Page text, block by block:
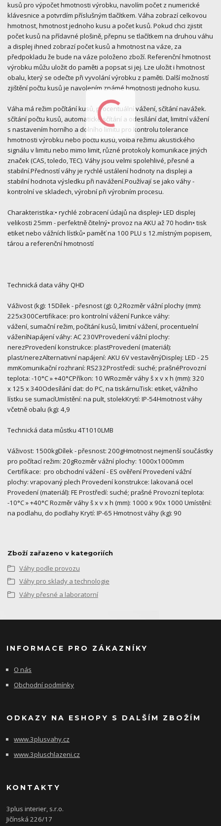
kusů pro výpočet hmotnosti výrobku, navolím počet z numerické
klávesnice a potvrdím příslušným tlačítkem. Váha zobrazí celkovou
hmotnost, hmotnost jednoho kusu a počet kusů. Pokud chci zjistit
počet kusů na přídavné plošině, přepnu se tlačítkem na druhou váhu
a displej ihned zobrazí počet kusů a hmotnost na váze, za
předpokladu že bude na váze položeno zboží. Referenční hmotnost
výrobku můžu uložit do paměti a popsat si jej. Lze uložit i hmotnost
obalu, který se odečte při vyvolání výrobku z paměti. Další možností
zjištění počtu kusů je navolením známé hmotnosti jednoho kusu.
Váha má režim počítání kusů, procentuální vážení, sčítání navážek.
sčítání počtu kusů, automatické sčítání a odesílání dat, limitní vážení
s nastavením horního a dolního limitu pro kontrolu tolerance
hmotnosti výrobku nebo počtu kusů, volba režimu akustického
signálu v limitu nebo mimo limit, různé protokoly komunikace jiných
značek (CAS, toledo, TEC). Váhy jsou velmi spolehlivé, přesné a
stabilní.Předností váhy je rychlé ustálení hodnoty na displeji a
stabilní hodnota výsledku při navážení.Používají se jako váhy -
kontrolní ve skladech, výrobní při výrobním procesu.
Charakteristika:• rychlé zobracení údajů na displeji• LED displej
velikosti 25mm - perfektně čitelný• provoz na AKU až 70 hodin• tisk
etiket nebo vážních lístků• paměť na 100 PLU s 12.místným popisem,
tárou a referenční hmotností
Technická data váhy QHD
Váživost (kg): 15Dílek - přesnost (g): 0,2Rozměr vážní plochy (mm):
225x300Certifikace: pro kontrolní vážení Funkce váhy:
vážení, sumační režim, počítání kusů, limitní vážení, procentuelní
váženíNapájení váhy: AC 230VProvedení vážní plochy:
nerezProvedení konstrukce: plastProvedení (materiál):
plast/nerezAlternativní napájení: AKU 6V vestavěnýDisplej: LED - 25
mmKomunikační rozhraní: RS232Prostředí: suché; prašnéProvozní
teplota: -10°C » +40°CPříkon: 10 WRozměr váhy š x v x h (mm): 320
x 125 x 340Odesílání dat: do PC, na tiskárnuTisk: etiket, vážního
lístku se sumacíUmístění: na pult, stolekKrytí: IP-54Hmotnost váhy
včetně obalu (kg): 4,9
Technická data můstku 4T1010LMB
Váživost: 1500kgDílek - přesnost: 200gHmotnost nejmenší součástky
pro počítací režim: 20gRozměr vážní plochy: 1000x1000mm
Certifikace: pro obchodní vážení - ES ověření Provedení vážní
plochy: vrapovaný plech Provedení konstrukce: lakovaná ocel
Provedení (materiál): FE Prostředí: suché; prašné Provozní teplota:
-10°C » +40°C Rozměr váhy š x v x h (mm): 1000 x 90x 1000 Umístění:
na podlahu, do podlahy Krytí: IP-65 Hmotnost váhy (kg): 90
Zboží zařazeno v kategoriích
Váhy podle provozu
Váhy pro sklady a technologie
Váhy přesné a laboratorní
INFORMACE PRO ZÁKAZNÍKY
O nás
Obchodní podmínky
ODKAZY NA ESHOPY S DALŠÍM ZBOŽÍM
www.3plusvahy.cz
www.3pluschlazeni.cz
KONTAKTY
3plus interier, s.r.o.
Jičínská 226/17